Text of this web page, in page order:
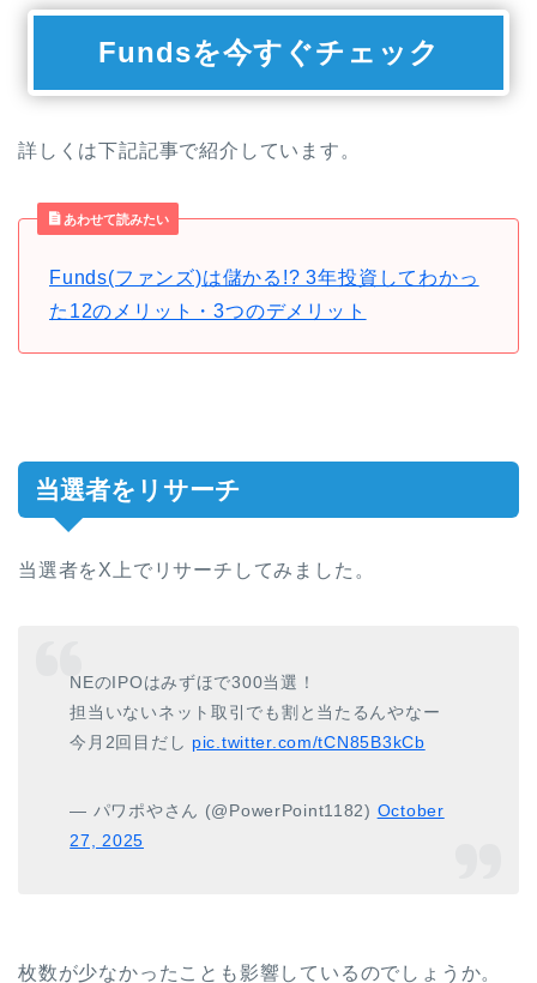
Fundsを今すぐチェック
詳しくは下記記事で紹介しています。
あわせて読みたい
Funds(ファンズ)は儲かる!? 3年投資してわかっ
た12のメリット・3つのデメリット
当選者をリサーチ
当選者をX上でリサーチしてみました。
NEのIPOはみずほで300当選！
担当いないネット取引でも割と当たるんやなー
今月2回目だし pic.twitter.com/tCN85B3kCb
— パワポやさん (@PowerPoint1182) October
27, 2025
枚数が少なかったことも影響しているのでしょうか。